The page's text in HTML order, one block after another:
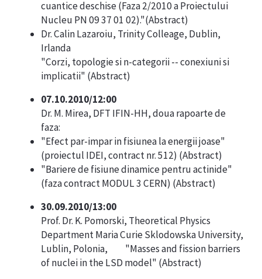
cuantice deschise (Faza 2/2010 a Proiectului
Nucleu PN 09 37 01 02)."(Abstract)
Dr. Calin Lazaroiu, Trinity Colleage, Dublin,
Irlanda
"Corzi, topologie si n-categorii -- conexiuni si
implicatii" (Abstract)
07.10.2010/12:00
Dr. M. Mirea, DFT IFIN-HH, doua rapoarte de
faza:
"Efect par-impar in fisiunea la energii joase"
(proiectul IDEI, contract nr. 512) (Abstract)
"Bariere de fisiune dinamice pentru actinide"
(faza contract MODUL 3 CERN) (Abstract)
30.09.2010/13:00
Prof. Dr. K. Pomorski, Theoretical Physics
Department Maria Curie Sklodowska University,
Lublin, Polonia, "Masses and fission barriers
of nuclei in the LSD model" (Abstract)